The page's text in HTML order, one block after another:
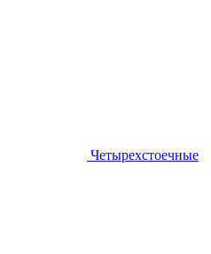
Четырехстоечные